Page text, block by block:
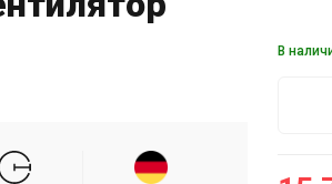
В